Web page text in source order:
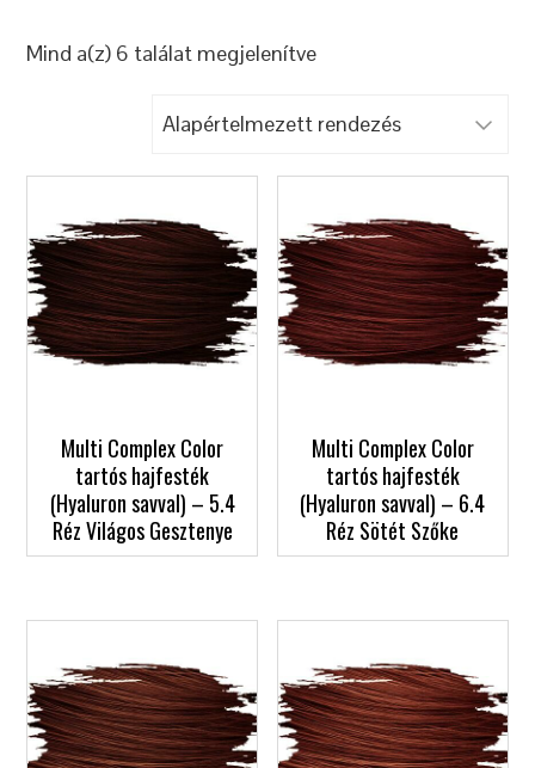
Mind a(z) 6 találat megjelenítve
Multi Complex Color
tartós hajfesték
(Hyaluron savval) – 5.4
Réz Világos Gesztenye
Multi Complex Color
tartós hajfesték
(Hyaluron savval) – 6.4
Réz Sötét Szőke